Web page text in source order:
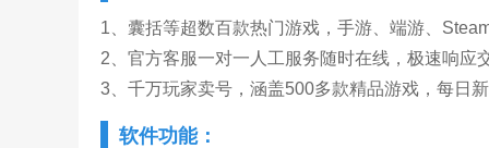
1、囊括等超数百款热门游戏，手游、端游、
2、官方客服一对一人工服务随时在线，极速响
3、千万玩家卖号，涵盖500多款精品游戏，每日
软件功能：